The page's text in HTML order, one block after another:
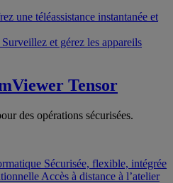
une téléassistance instantanée et
Surveillez et gérez les appareils
Tensor
des opérations sécurisées.
Sécurisée, flexible, intégrée
Accès à distance à l’atelier